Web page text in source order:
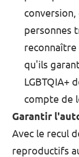
personnes
qu'ils
LGBTQIA+
compte de
Garantir
Avec le recul
reproductifs